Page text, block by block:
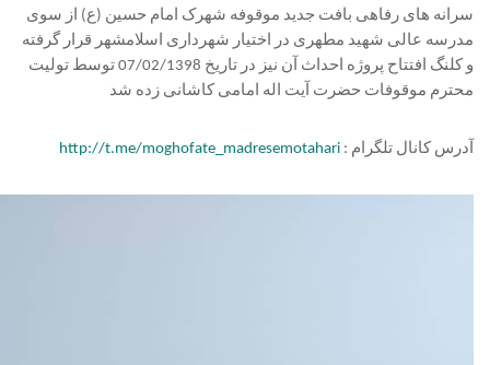
سرانه های رفاهی بافت جدید موقوفه شهرک امام حسین (ع) از سوی
مدرسه عالی شهید مطهری در اختیار شهرداری اسلامشهر قرار گرفته
و کلنگ افتتاح پروژه احداث آن نیز در تاریخ 07/02/1398 توسط تولیت
محترم موقوفات حضرت آیت اله امامی کاشانی زده شد
آدرس کانال تلگرام : http://t.me/moghofate_madresemotahari